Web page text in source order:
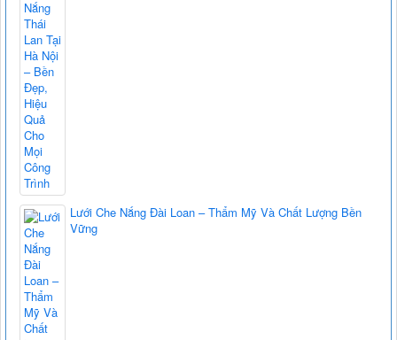
Lưới Che Nắng Đài Loan – Thẩm Mỹ Và Chất Lượng Bền
Vững